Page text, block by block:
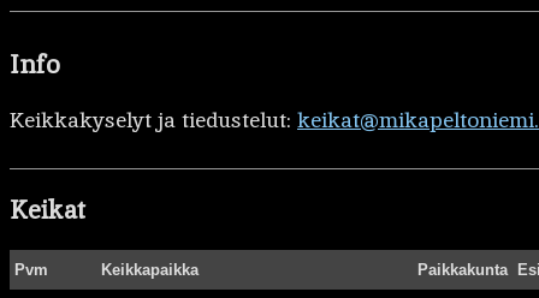
Info
Keikkakyselyt ja tiedustelut:
Keikat
Pvm Keikkapaikka Paikkakunta